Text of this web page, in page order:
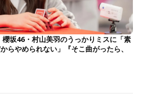
坂46・村山美羽のうっかりミスに「素
らやめられない」『そこ曲がったら、